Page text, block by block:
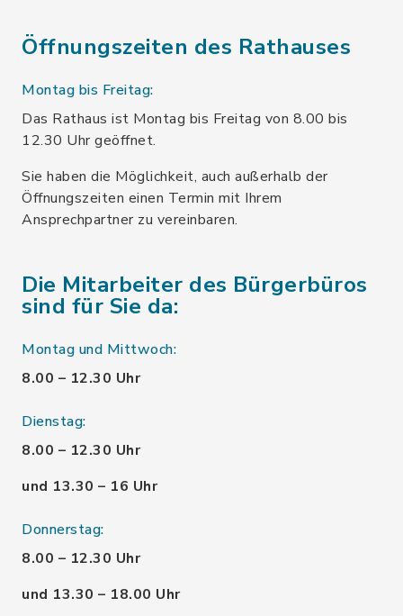
Öffnungszeiten des Rathauses
Montag bis Freitag:
Das Rathaus ist Montag bis Freitag von 8.00 bis
12.30 Uhr geöffnet.
Sie haben die Möglichkeit, auch außerhalb der
Öffnungszeiten einen Termin mit Ihrem
Ansprechpartner zu vereinbaren.
Die Mitarbeiter des Bürgerbüros
sind für Sie da:
Montag und Mittwoch:
8.00 – 12.30 Uhr
Dienstag:
8.00 – 12.30 Uhr
und 13.30 – 16 Uhr
Donnerstag:
8.00 – 12.30 Uhr
und 13.30 – 18.00 Uhr